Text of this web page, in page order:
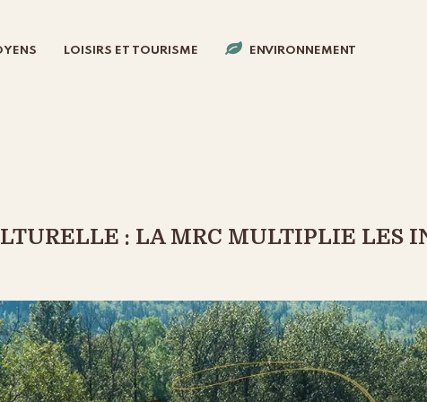
LOISIRS ET TOURISME ENVIRONNEMENT
: LA MRC MULTIPLIE LES